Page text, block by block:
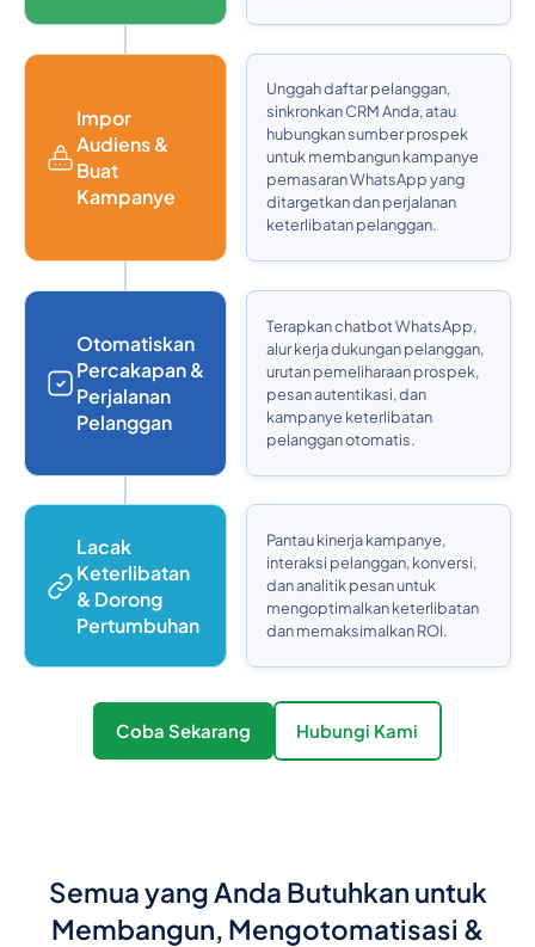
Impor
Audiens &
Buat
Kampanye
Unggah daftar pelanggan,
sinkronkan CRM Anda, atau
hubungkan sumber prospek
untuk membangun kampanye
pemasaran WhatsApp yang
ditargetkan dan perjalanan
keterlibatan pelanggan.
Otomatiskan
Percakapan &
Perjalanan
Pelanggan
Terapkan chatbot WhatsApp,
alur kerja dukungan pelanggan,
urutan pemeliharaan prospek,
pesan autentikasi, dan
kampanye keterlibatan
pelanggan otomatis.
Lacak
Keterlibatan
& Dorong
Pertumbuhan
Pantau kinerja kampanye,
interaksi pelanggan, konversi,
dan analitik pesan untuk
mengoptimalkan keterlibatan
dan memaksimalkan ROI.
Coba Sekarang Hubungi Kami
Semua yang Anda Butuhkan untuk
Membangun, Mengotomatisasi &